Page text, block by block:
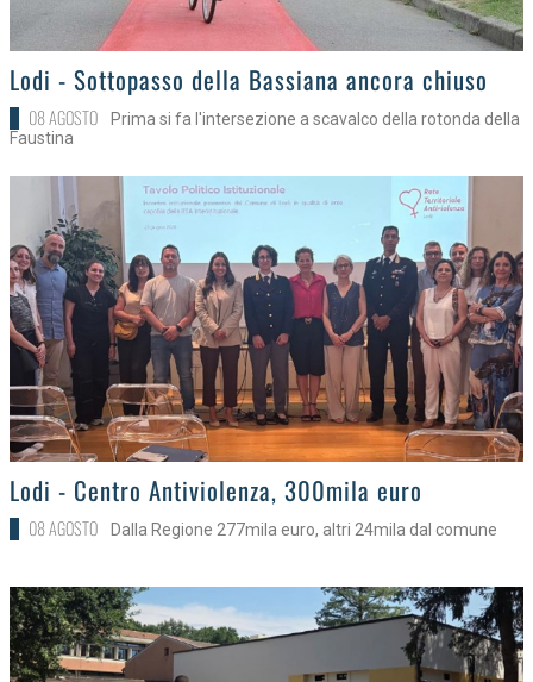
>Lodi - Sottopasso della Bassiana ancora chiuso
08 AGOSTO
Prima si fa l'intersezione a scavalco della rotonda della
Faustina
>Lodi - Centro Antiviolenza, 300mila euro
08 AGOSTO Dalla Regione 277mila euro, altri 24mila dal comune